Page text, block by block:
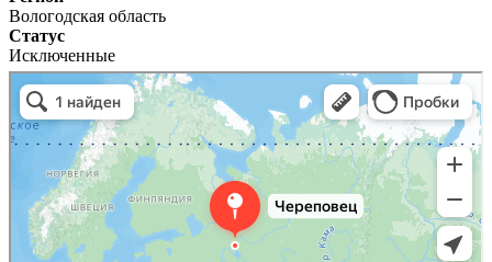
Вологодская область
Статус
Исключенные